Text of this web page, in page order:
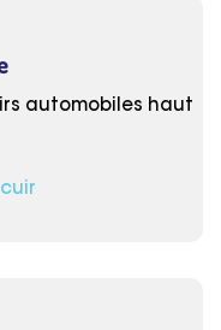
automobiles haut